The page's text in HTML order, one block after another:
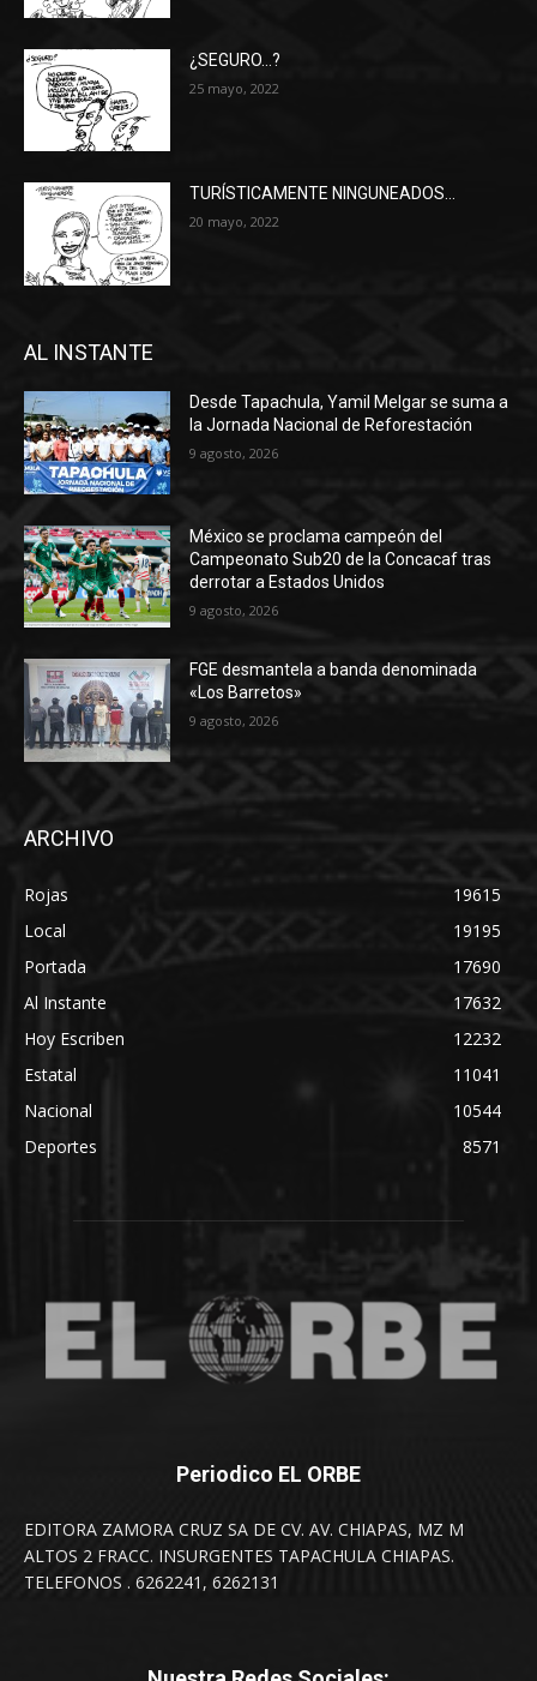
¿SEGURO…?
25 mayo, 2022
TURÍSTICAMENTE NINGUNEADOS…
20 mayo, 2022
AL INSTANTE
Desde Tapachula, Yamil Melgar se suma a
la Jornada Nacional de Reforestación
9 agosto, 2026
México se proclama campeón del
Campeonato Sub20 de la Concacaf tras
derrotar a Estados Unidos
9 agosto, 2026
FGE desmantela a banda denominada
«Los Barretos»
9 agosto, 2026
ARCHIVO
Rojas
19615
Local
19195
Portada
17690
Al Instante
17632
Hoy Escriben
12232
Estatal
11041
Nacional
10544
Deportes
8571
Periodico EL ORBE
EDITORA ZAMORA CRUZ SA DE CV. AV. CHIAPAS, MZ M
ALTOS 2 FRACC. INSURGENTES TAPACHULA CHIAPAS.
TELEFONOS . 6262241, 6262131